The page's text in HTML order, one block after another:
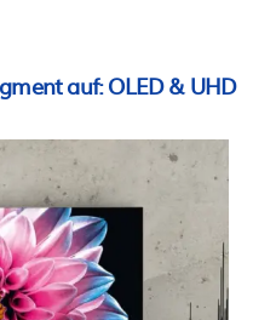
auf: OLED & UHD